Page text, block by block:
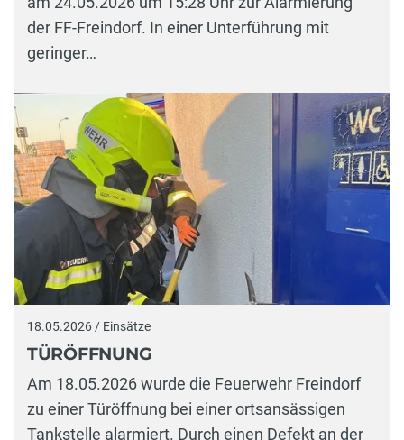
der FF-Freindorf. In einer Unterführung mit
geringer…
18.05.2026 / Einsätze
TÜRÖFFNUNG
Am 18.05.2026 wurde die Feuerwehr Freindorf
zu einer Türöffnung bei einer ortsansässigen
Tankstelle alarmiert. Durch einen Defekt an der